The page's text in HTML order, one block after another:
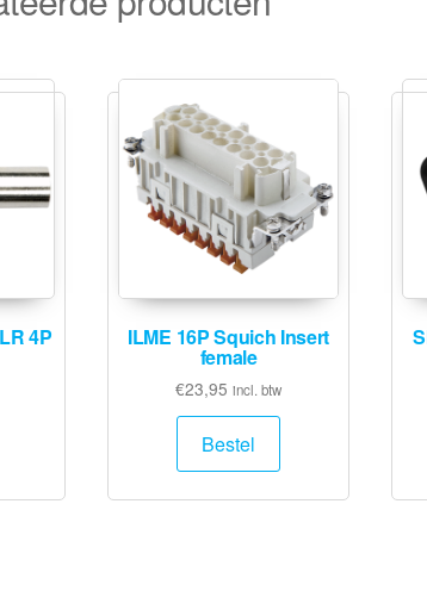
4P ILME 16P Squich Insert
female
€23,95 incl. btw
Bestel